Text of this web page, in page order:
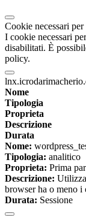
Cookie necessari
I cookie necessari
disabilitati. È
policy.
Nome
Tipologia
Proprieta
Descrizione
Durata
Nome:
Tipologia: analitico
Proprieta: Prima
Descrizione:
browser ha o meno i
Durata: Sessione